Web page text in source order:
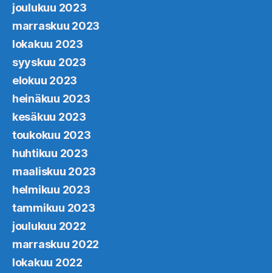
joulukuu 2023
marraskuu 2023
lokakuu 2023
syyskuu 2023
elokuu 2023
heinäkuu 2023
kesäkuu 2023
toukokuu 2023
huhtikuu 2023
maaliskuu 2023
helmikuu 2023
tammikuu 2023
joulukuu 2022
marraskuu 2022
lokakuu 2022